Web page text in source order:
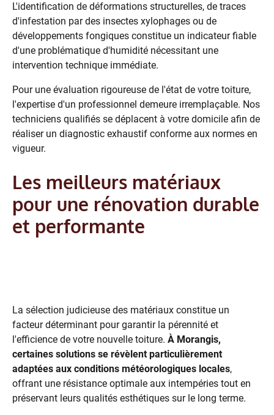
L'identification de déformations structurelles, de traces
d'infestation par des insectes xylophages ou de
développements fongiques constitue un indicateur fiable
d'une problématique d'humidité nécessitant une
intervention technique immédiate.
Pour une évaluation rigoureuse de l'état de votre toiture,
l'expertise d'un professionnel demeure irremplaçable. Nos
techniciens qualifiés se déplacent à votre domicile afin de
réaliser un diagnostic exhaustif conforme aux normes en
vigueur.
Les meilleurs matériaux
pour une rénovation durable
et performante
La sélection judicieuse des matériaux constitue un
facteur déterminant pour garantir la pérennité et
l'efficience de votre nouvelle toiture. À Morangis,
certaines solutions se révèlent particulièrement
adaptées aux conditions météorologiques locales,
offrant une résistance optimale aux intempéries tout en
préservant leurs qualités esthétiques sur le long terme.